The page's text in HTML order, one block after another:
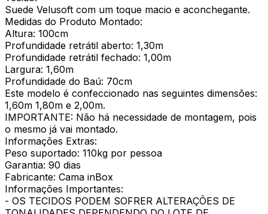
Suede Velusoft com um toque macio e aconchegante.
Medidas do Produto Montado:
Altura: 100cm
Profundidade retrátil aberto: 1,30m
Profundidade retrátil fechado: 1,00m
Largura: 1,60m
Profundidade do Baú: 70cm
Este modelo é confeccionado nas seguintes dimensões:
1,60m 1,80m e 2,00m.
IMPORTANTE: Não há necessidade de montagem, pois
o mesmo já vai montado.
Informações Extras:
Peso suportado: 110kg por pessoa
Garantia: 90 dias
Fabricante: Cama inBox
Informações Importantes:
- OS TECIDOS PODEM SOFRER ALTERAÇÕES DE